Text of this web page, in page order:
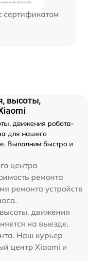
сертификатом
высоты,
движения робота-
для нашего
Выполним быстро и
центра
ремонта
ремонта устройств
движения
на выезде,
Наш курьер
центр Xiaomi и